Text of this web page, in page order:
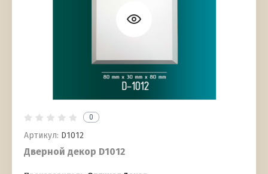
0
Артикул: D1012
Дверной декор D1012